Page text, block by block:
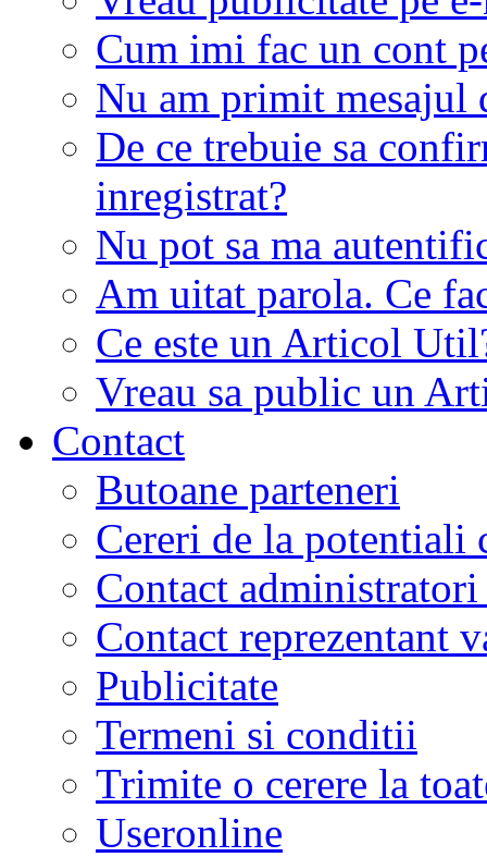
Cum imi fac un cont
Nu am primit mesajul
De ce trebuie sa
inregistrat?
Nu pot sa ma
Am uitat parola. Ce
Ce este un Articol
Vreau sa public un
Contact
Butoane parteneri
Cereri de la potentiali
Contact
Contact reprezentant
Publicitate
Termeni si conditii
Trimite o cerere la
Useronline